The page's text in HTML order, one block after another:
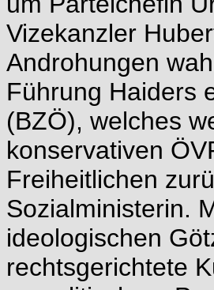
Vizekanzler
Androhungen
Führung Haiders
(BZÖ), welches
konservativen
Freiheitlichen
Sozialministerin.
ideologischen
rechtsgerichtete